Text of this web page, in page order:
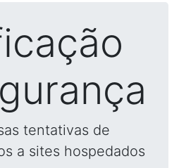
tentativas de
a sites hospedados